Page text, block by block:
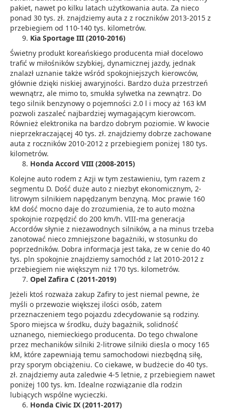
pakiet, nawet po kilku latach użytkowania auta. Za nieco
ponad 30 tys. zł. znajdziemy auta z z roczników 2013-2015 z
przebiegiem od 110-140 tys. kilometrów.
Kia Sportage III (2010-2016)
Świetny produkt koreańskiego producenta miał docelowo
trafić w miłośników szybkiej, dynamicznej jazdy, jednak
znalazł uznanie także wśród spokojniejszych kierowców,
głównie dzięki niskiej awaryjności. Bardzo duża przestrzeń
wewnątrz, ale mimo to, smukła sylwetka na zewnątrz. Do
tego silnik benzynowy o pojemności 2.0 l i mocy aż 163 kM
pozwoli zaszaleć najbardziej wymagającym kierowcom.
Również elektronika na bardzo dobrym poziomie. W kwocie
nieprzekraczającej 40 tys. zł. znajdziemy dobrze zachowane
auta z roczników 2010-2012 z przebiegiem poniżej 180 tys.
kilometrów.
Honda Accord VIII (2008-2015)
Kolejne auto rodem z Azji w tym zestawieniu, tym razem z
segmentu D. Dość duże auto z niezbyt ekonomicznym, 2-
litrowym silnikiem napędzanym benzyną. Moc prawie 160
kM dość mocno daje do zrozumienia, że to auto można
spokojnie rozpędzić do 200 km/h. VIII-ma generacja
Accordów słynie z niezawodnych silników, a na minus trzeba
zanotować nieco zmniejszone bagażniki, w stosunku do
poprzedników. Dobra informacja jest taka, ze w cenie do 40
tys. pln spokojnie znajdziemy samochód z lat 2010-2012 z
przebiegiem nie większym niż 170 tys. kilometrów.
Opel Zafira C (2011-2019)
Jeżeli ktoś rozważa zakup Zafiry to jest niemal pewne, że
myśli o przewozie większej ilości osób, zatem
przeznaczeniem tego pojazdu zdecydowanie są rodziny.
Sporo miejsca w środku, duży bagażnik, solidność
uznanego, niemieckiego producenta. Do tego chwalone
przez mechaników silniki 2-litrowe silniki diesla o mocy 165
kM, które zapewniają temu samochodowi niezbędną siłę,
przy sporym obciążeniu. Co ciekawe, w budżecie do 40 tys.
zł. znajdziemy auta zaledwie 4-5 letnie, z przebiegiem nawet
poniżej 100 tys. km. Idealne rozwiązanie dla rodzin
lubiących wspólne wycieczki.
Honda Civic IX (2011-2017)